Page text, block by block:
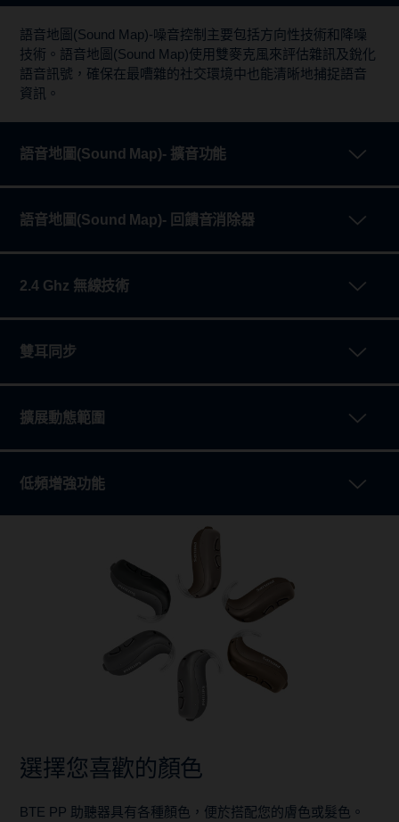
語音地圖(Sound Map)-噪音控制主要包括方向性技術和降噪
技術。語音地圖(Sound Map)使用雙麥克風來評估雜訊及銳化
語音訊號，確保在最嘈雜的社交環境中也能清晰地捕捉語音
資訊。
語音地圖(Sound Map)- 擴音功能
語音地圖(Sound Map)- 回饋音消除器
2.4 Ghz 無線技術
雙耳同步
擴展動態範圍
低頻增強功能
選擇您喜歡的顏色
BTE PP 助聽器具有各種顏色，便於搭配您的膚色或髮色。